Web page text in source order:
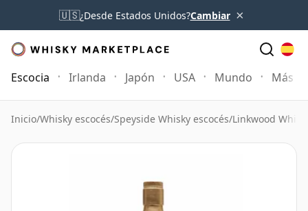
🇺🇸¿Desde Estados Unidos?Cambiar ×
Escocia Irlanda Japón USA Mundo Más
Inicio/Whisky escocés/Speyside Whisky escocés/Linkwood